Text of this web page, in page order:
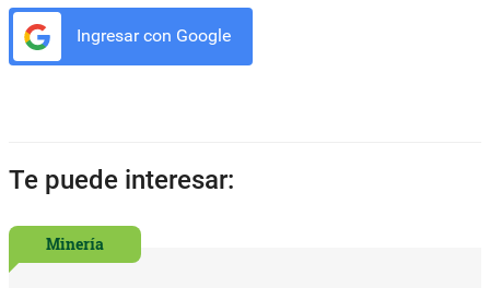
Ingresar con Google
Te puede interesar:
Minería